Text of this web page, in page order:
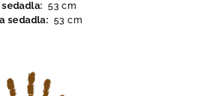
53 cm
sedadla: 53 cm